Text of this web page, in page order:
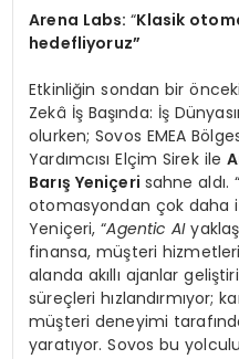
Arena Labs:“Klasik
hedefliyoruz”
Etkinliğin sondan bir
Zekâ İş Başında: İş
olurken; Sovos EMEA
Yardımcısı Elçim Sirek ile
Barış Yeniçeri sahne aldı.
otomasyondan çok daha
Yeniçeri, “Agentic AI
finansa, müşteri
alanda akıllı ajanlar
süreçleri hızlandırmıyor;
müşteri deneyimi
yaratıyor. Sovos bu